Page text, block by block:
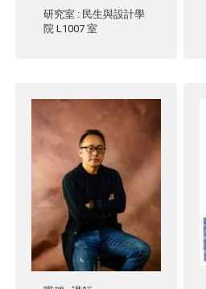
研究室 : 民生與設計學
院 L1007 室